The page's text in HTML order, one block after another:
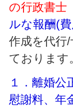
の行政書士
ルな報酬(
作成を代行
ております
１．離婚公
慰謝料、年